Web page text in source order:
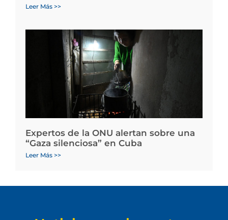
Leer Más >>
Expertos de la ONU alertan sobre una
“Gaza silenciosa” en Cuba
Leer Más >>